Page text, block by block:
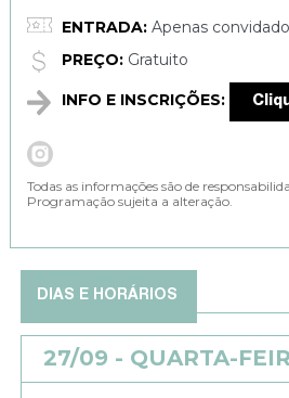
ENTRADA:Apenas
PREÇO:Gratuito
INFO E INSCRIÇÕES:
Todas as informações são de
Programação sujeita a alteração.
DIAS E HORÁRIOS
27/09 - QUARTA-